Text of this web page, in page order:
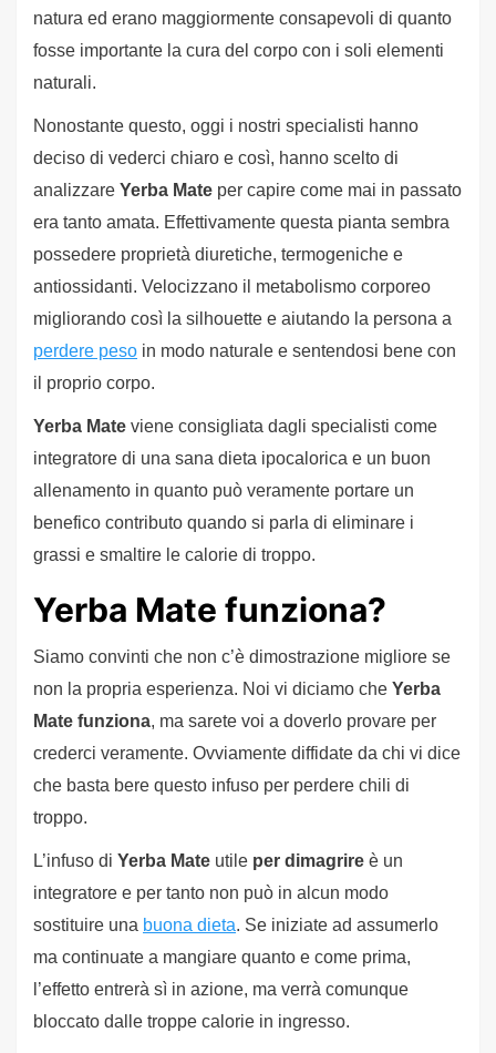
natura ed erano maggiormente consapevoli di quanto
fosse importante la cura del corpo con i soli elementi
naturali.
Nonostante questo, oggi i nostri specialisti hanno
deciso di vederci chiaro e così, hanno scelto di
analizzare Yerba Mate per capire come mai in passato
era tanto amata. Effettivamente questa pianta sembra
possedere proprietà diuretiche, termogeniche e
antiossidanti. Velocizzano il metabolismo corporeo
migliorando così la silhouette e aiutando la persona a
perdere peso in modo naturale e sentendosi bene con
il proprio corpo.
Yerba Mate viene consigliata dagli specialisti come
integratore di una sana dieta ipocalorica e un buon
allenamento in quanto può veramente portare un
benefico contributo quando si parla di eliminare i
grassi e smaltire le calorie di troppo.
Yerba Mate funziona?
Siamo convinti che non c’è dimostrazione migliore se
non la propria esperienza. Noi vi diciamo che Yerba
Mate funziona, ma sarete voi a doverlo provare per
crederci veramente. Ovviamente diffidate da chi vi dice
che basta bere questo infuso per perdere chili di
troppo.
L’infuso di Yerba Mate utile per dimagrire è un
integratore e per tanto non può in alcun modo
sostituire una buona dieta. Se iniziate ad assumerlo
ma continuate a mangiare quanto e come prima,
l’effetto entrerà sì in azione, ma verrà comunque
bloccato dalle troppe calorie in ingresso.